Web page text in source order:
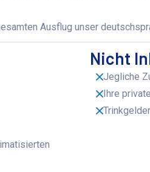
Ausflug unser
Nicht
Jegliche
Ihre
Trinkgelder